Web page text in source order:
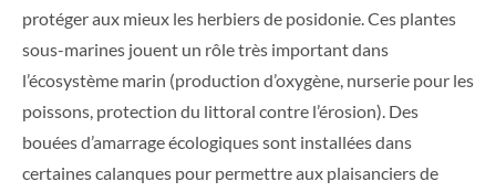
protéger aux mieux les herbiers de posidonie. Ces plantes
sous-marines jouent un rôle très important dans
l’écosystème marin (production d’oxygène, nurserie pour les
poissons, protection du littoral contre l’érosion). Des
bouées d’amarrage écologiques sont installées dans
certaines calanques pour permettre aux plaisanciers de